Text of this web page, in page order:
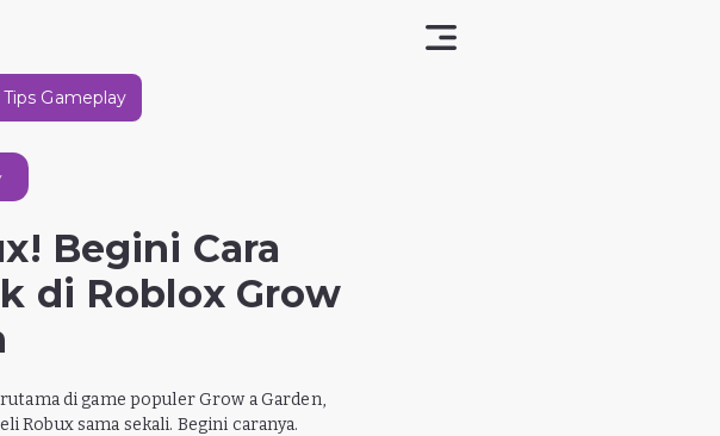
Tips Gameplay
Begini Cara
di Roblox Grow
di game populer Grow a Garden,
Robux sama sekali. Begini caranya.